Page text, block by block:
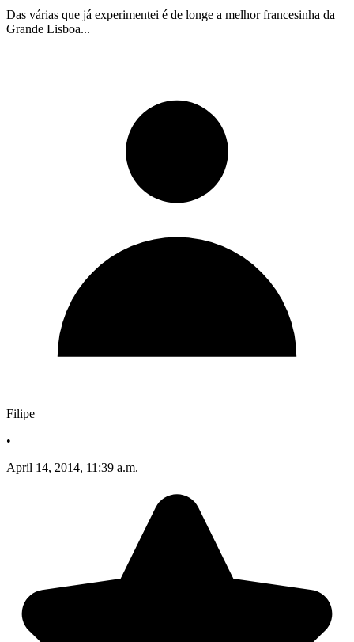
Das várias que já experimentei é de longe a melhor francesinha da
Grande Lisboa...
Filipe
•
April 14, 2014, 11:39 a.m.